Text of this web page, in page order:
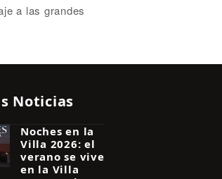
a las grandes
Noticias
Noches en la
Villa 2026: el
verano se vive
en la Villa